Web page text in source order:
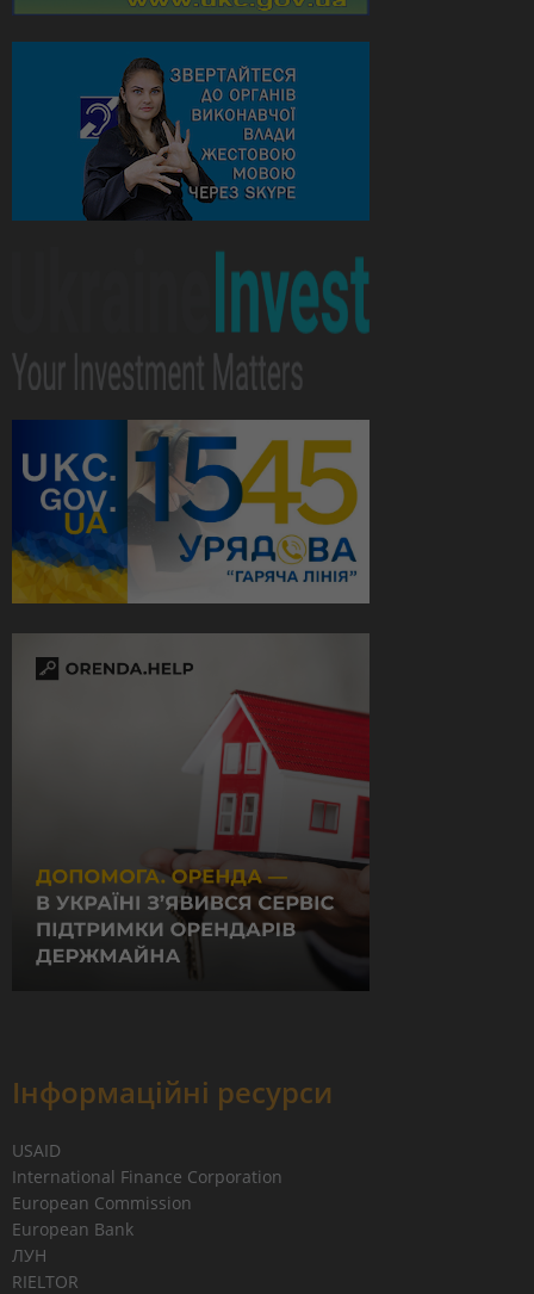
Інформаційні ресурси
USAID
International Finance Corporation
European Commission
European Bank
ЛУН
RIELTOR